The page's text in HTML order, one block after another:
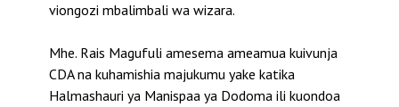
viongozi mbalimbali wa wizara.
Mhe. Rais Magufuli amesema ameamua kuivunja
CDA na kuhamishia majukumu yake katika
Halmashauri ya Manispaa ya Dodoma ili kuondoa